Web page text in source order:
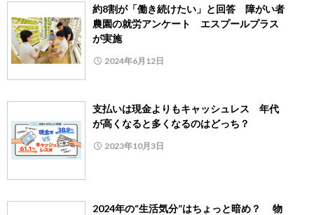
約8割が「働き続けたい」と回答 障がい者
農園の就労アンケート エスプールプラス
が実施
2024年6月12日
支払いは現金よりもキャッシュレス 年代
が高くなると多くなるのはどっち？
2023年10月3日
2024年の“生活気分”はちょっと暗め？ 物